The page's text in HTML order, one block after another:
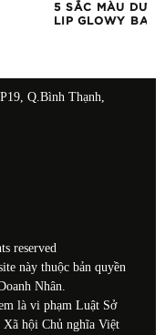
5 SẮC MÀU
LIP GLOWY BALM
Q.Bình Thạnh,
reserved
này thuộc bản quyền
Nhân.
là vi phạm Luật Sở
Xã hội Chủ nghĩa Việt